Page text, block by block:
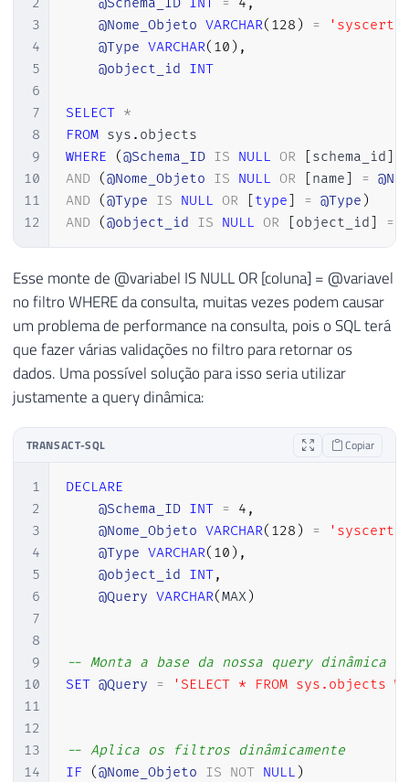
3
4
5
6
7
8
9
10
11
12
@Nome_Objeto VARCHAR( 128 ) =
@Type VARCHAR( 10 ) ,
@object_id INT
SELECT *
FROM sys .
WHERE
(@Schema_ID IS NULL OR [schema_id]
AND
(@Nome_Objeto IS NULL OR [name] =
AND
(@Type IS NULL OR [type] = @Type )
AND
(@object_id IS NULL OR [object_id] =
Esse monte de @variabel IS NULL OR [coluna] = @variavel
no filtro WHERE da consulta, muitas vezes podem causar
um problema de performance na consulta, pois o SQL terá
que fazer várias validações no filtro para retornar os
dados. Uma possível solução para isso seria utilizar
justamente a query dinâmica:
TRANSACT-SQL Copiar
1
2
3
4
5
6
7
8
9
10
11
12
13
14
DECLARE
@Schema_ID INT = 4 ,
@Nome_Objeto VARCHAR( 128 ) =
@Type VARCHAR( 10 ) ,
@object_id INT,
@Query VARCHAR(MAX)
-- Monta a base da nossa query dinâmica
SET @Query = 'SELECT * FROM sys.objects
-- Aplica os filtros dinâmicamente
IF
(@Nome_Objeto IS NOT NULL )